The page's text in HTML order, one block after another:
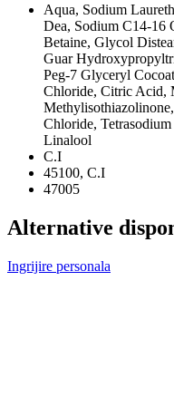
Aqua, Sodium
Dea, Sodium C14-16
Betaine, Glycol
Guar
Peg-7 Glyceryl
Chloride, Citric Acid,
Chloride,
Linalool
C.I
45100, C.I
47005
Alternative
Ingrijire personala